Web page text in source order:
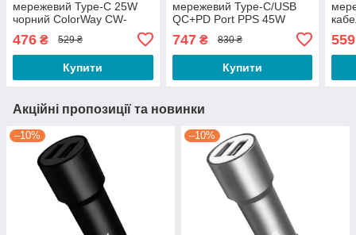
мережевий Type-C 25W
чорний ColorWay CW-
476 ₴ 529 ₴
Купити
мережевий Type-C/USB
QC+PD Port PPS 45W
білий GaN Mini ColorWay
CW-CHS060PD-WT
747₴ 830 ₴
Купити
559
Акційні пропозиції та новинки
–10% –10%